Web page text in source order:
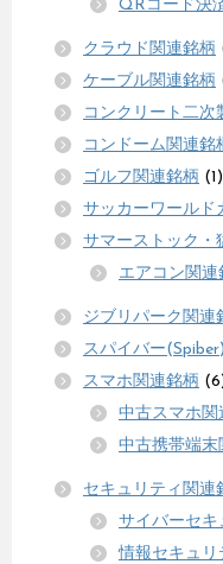
QRコード決
クラウド関連銘柄
ケーブル関連銘柄
コンクリート二次
コンドーム関連銘
ゴルフ関連銘柄 (1)
サッカーワールド
サマーストック・
エアコン関連
ジブリパーク関連
スパイバー
スマホ関連銘柄
中古スマホ関
中古携帯端末
セキュリティ関連
サイバーセキ
情報セキュリ